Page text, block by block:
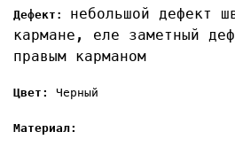
Дефект : небольшой дефект
кармане, еле заметный
правым карманом
Цвет: Черный
Материал: